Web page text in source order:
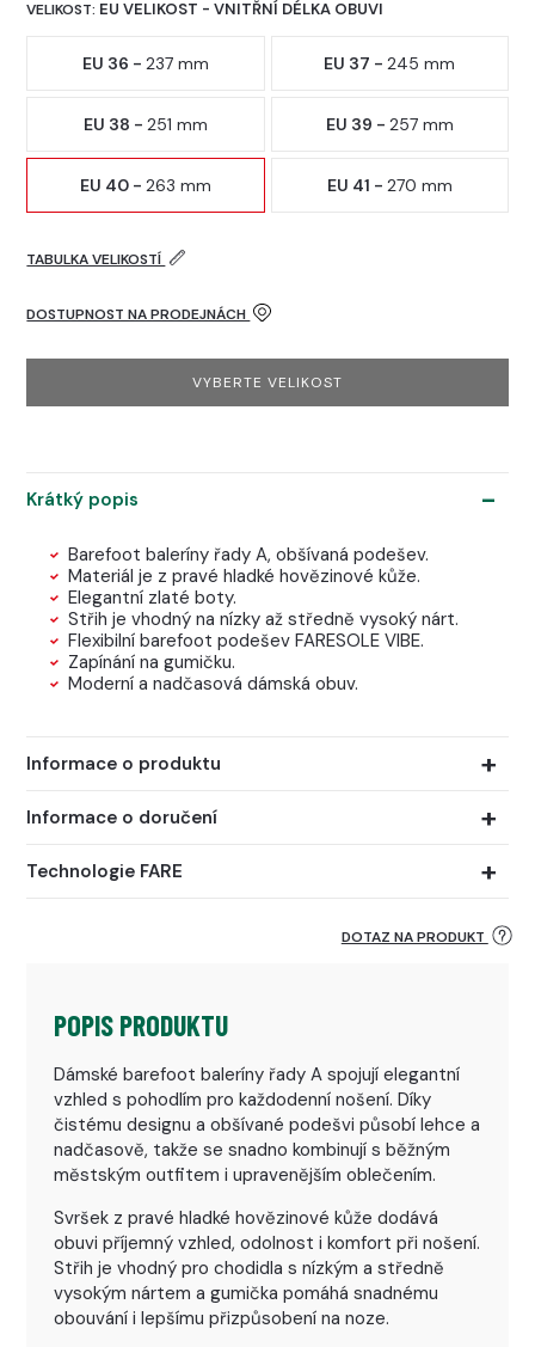
VELIKOST: EU VELIKOST - VNITŘNÍ DÉLKA OBUVI
EU 36 - 237 mm EU 37 -245 mm
EU 38 - 251 mm EU 39 - 257 mm
EU 40 - 263 mm EU 41 - 270 mm
TABULKA VELIKOSTÍ
DOSTUPNOST NA PRODEJNÁCH
VYBERTE VELIKOST
Krátký popis
Barefoot baleríny řady A, obšívaná podešev.
Materiál je z pravé hladké hovězinové kůže.
Elegantní zlaté boty.
Střih je vhodný na nízky až středně vysoký nárt.
Flexibilní barefoot podešev FARESOLE VIBE.
Zapínání na gumičku.
Moderní a nadčasová dámská obuv.
Informace o produktu
Informace o doručení
Technologie FARE
DOTAZ NA PRODUKT
POPIS PRODUKTU
Dámské barefoot baleríny řady A spojují elegantní
vzhled s pohodlím pro každodenní nošení. Díky
čistému designu a obšívané podešvi působí lehce a
nadčasově, takže se snadno kombinují s běžným
městským outfitem i upravenějším oblečením.
Svršek z pravé hladké hovězinové kůže dodává
obuvi příjemný vzhled, odolnost i komfort při nošení.
Střih je vhodný pro chodidla s nízkým a středně
vysokým nártem a gumička pomáhá snadnému
obouvání i lepšímu přizpůsobení na noze.